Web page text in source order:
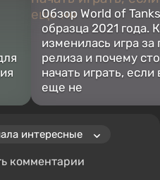
Обзор World of Tanks
образца 2021 года.
изменилась игра за
релиза и почему
начать играть, если
еще не
комментарии